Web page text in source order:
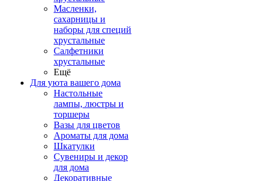
Масленки,
сахарницы и
наборы для специй
хрустальные
Салфетники
хрустальные
Ещё
Для уюта вашего дома
Настольные
лампы, люстры и
торшеры
Вазы для цветов
Ароматы для дома
Шкатулки
Сувениры и декор
для дома
Декоративные